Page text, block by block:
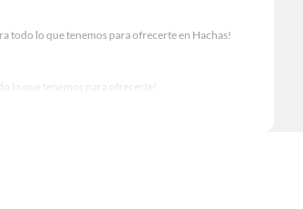
todo lo que tenemos para ofrecerte en Hachas!
lo que tenemos para ofrecerte!
y decoración. ¡Visítanos y haz tus ideas